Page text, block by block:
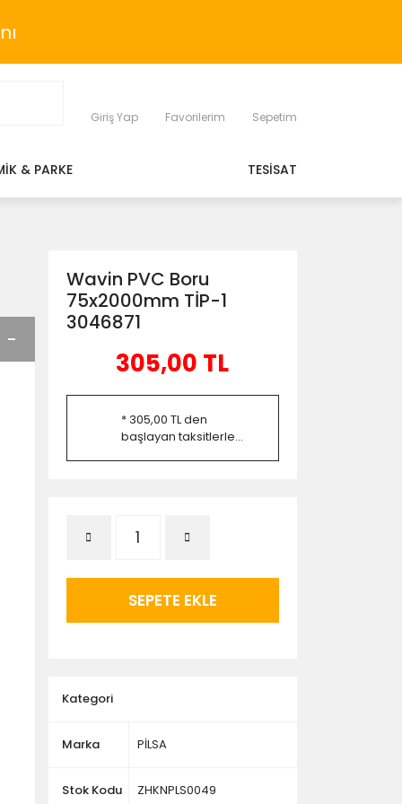
Giriş Yap Favorilerim Sepetim
& PARKE TESİSAT
Wavin PVC Boru
75x2000mm TİP-1
3046871
305,00 TL
* 305,00 TL den
başlayan taksitlerle...
SEPETE EKLE
Kategori
Marka PİLSA
Stok Kodu ZHKNPLS0049